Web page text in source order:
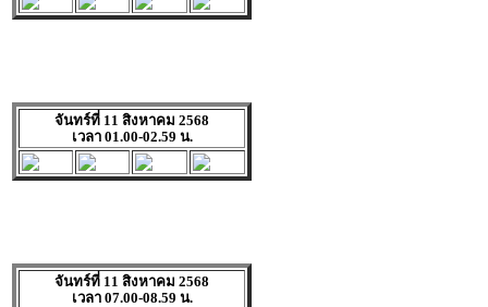
จันทร์ที่ 11 สิงหาคม 2568
เวลา 01.00-02.59 น.
จันทร์ที่ 11 สิงหาคม 2568
เวลา 07.00-08.59 น.